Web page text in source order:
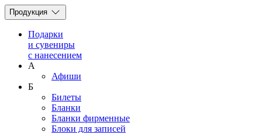
Продукция
Подарки
и сувениры
с нанесением
А
Афиши
Б
Билеты
Бланки
Бланки фирменные
Блоки для записей